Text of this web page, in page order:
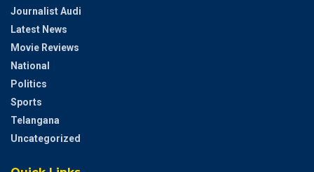
Journalist Audi
Latest News
Movie Reviews
National
Politics
Sports
Telangana
Uncategorized